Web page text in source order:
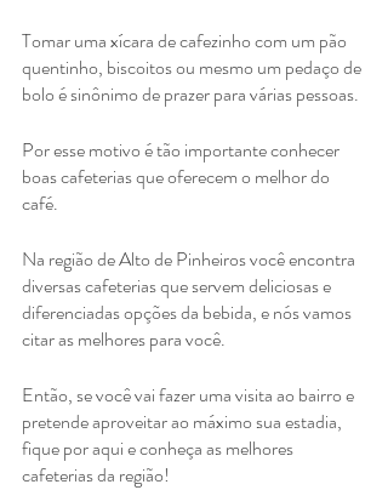
Tomar uma xícara de cafezinho com um pão
quentinho, biscoitos ou mesmo um pedaço de
bolo é sinônimo de prazer para várias pessoas.
Por esse motivo é tão importante conhecer
boas cafeterias que oferecem o melhor do
café.
Na região de Alto de Pinheiros você encontra
diversas cafeterias que servem deliciosas e
diferenciadas opções da bebida, e nós vamos
citar as melhores para você.
Então, se você vai fazer uma visita ao bairro e
pretende aproveitar ao máximo sua estadia,
fique por aqui e conheça as melhores
cafeterias da região!